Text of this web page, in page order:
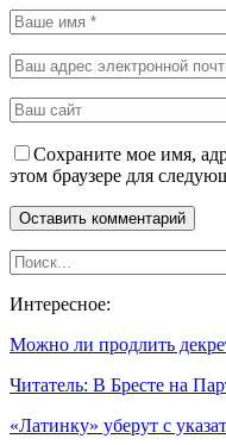
Сохраните мое имя,
этом браузере для
Интересное:
Можно ли продлить
Читатель: В Бресте на
«Латинку» уберут с